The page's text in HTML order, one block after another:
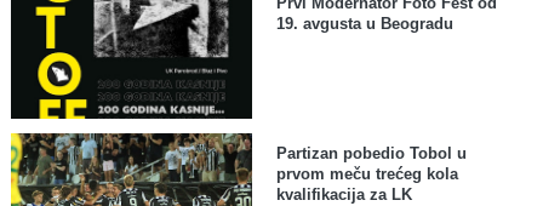
19. avgusta u Beogradu
Partizan pobedio Tobol u
prvom meču trećeg kola
kvalifikacija za LK